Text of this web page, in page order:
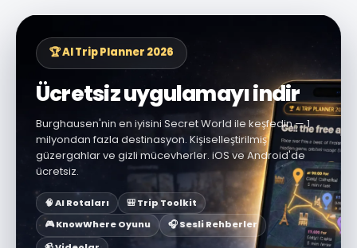
🏆 AI Trip Planner 2026
Ücretsiz uygulamayı indir
Burghausen'nin en iyisini Secret World ile keşfedin — 1
milyondan fazla destinasyon. Kişiselleştirilmiş
güzergahlar ve gizli mücevherler. iOS ve Android'de
ücretsiz.
🧠 AI Rotaları
🎒 Trip Toolkit
🎮 KnowWhere Oyunu
🎧 Sesli Rehberler